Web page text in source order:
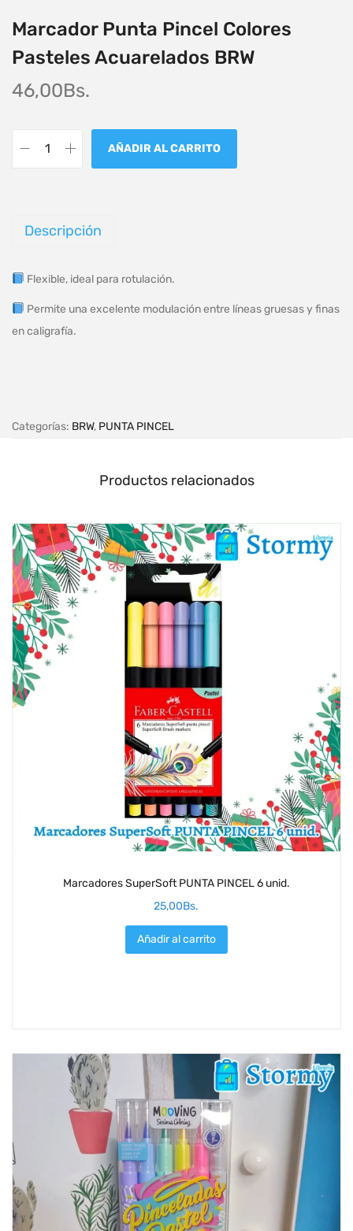
Marcador Punta Pincel Colores
Pasteles Acuarelados BRW
46,00Bs.
AÑADIR AL CARRITO
Descripción
Flexible, ideal para rotulación.
Permite una excelente modulación entre líneas gruesas y finas
en caligrafía.
Categorías: BRW, PUNTA PINCEL
Productos relacionados
Marcadores SuperSoft PUNTA PINCEL 6 unid.
25,00Bs.
Añadir al carrito